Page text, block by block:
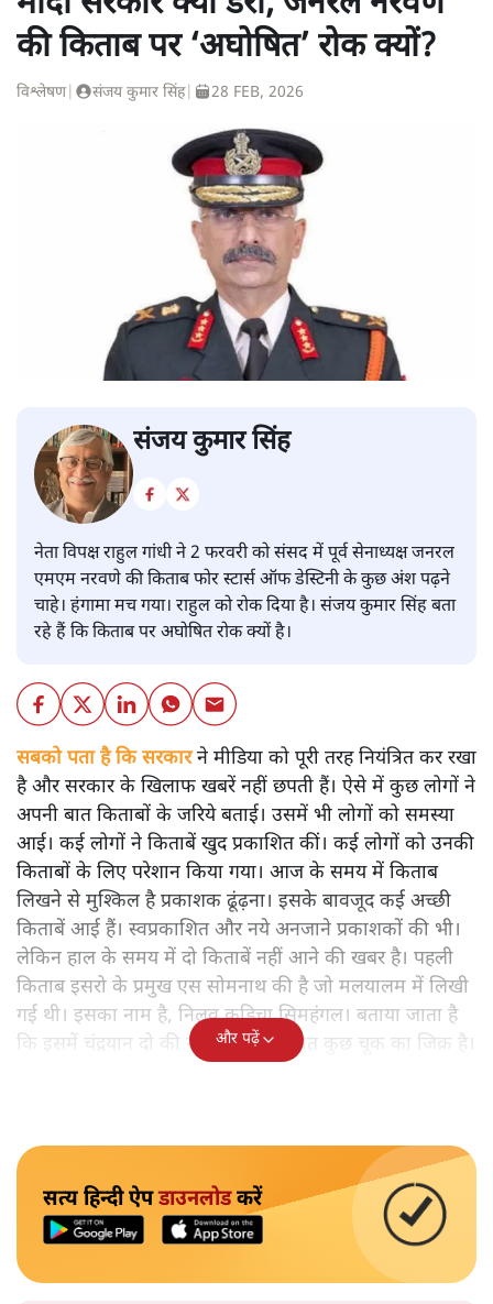
की किताब पर ‘अघोषित’ रोक क्यों?
विश्लेषण| संजय कुमार सिंह| 28 FEB, 2026
संजय कुमार सिंह
नेता विपक्ष राहुल गांधी ने 2 फरवरी को संसद में पूर्व सेनाध्यक्ष जनरल
एमएम नरवणे की किताब फोर स्टार्स ऑफ डेस्टिनी के कुछ अंश पढ़ने
चाहे। हंगामा मच गया। राहुल को रोक दिया है। संजय कुमार सिंह बता
रहे हैं कि किताब पर अघोषित रोक क्यों है।
सबको पता है कि सरकारने मीडिया को पूरी तरह नियंत्रित कर रखा
है और सरकार के खिलाफ खबरें नहीं छपती हैं। ऐसे में कुछ लोगों ने
अपनी बात किताबों के जरिये बताई। उसमें भी लोगों को समस्या
आई। कई लोगों ने किताबें खुद प्रकाशित कीं। कई लोगों को उनकी
किताबों के लिए परेशान किया गया। आज के समय में किताब
लिखने से मुश्किल है प्रकाशक ढूंढ़ना। इसके बावजूद कई अच्छी
किताबें आई हैं। स्वप्रकाशित और नये अनजाने प्रकाशकों की भी।
लेकिन हाल के समय में दो किताबें नहीं आने की खबर है। पहली
किताब इसरो के प्रमुख एस सोमनाथ की है जो मलयालम में लिखी
गई थी। इसका नाम है, निलवु कुडिचा सिमहंगल। बताया जाता है
कि इसमें चंद्रयान दो की नाकामी से संबंधित कुछ चूक का जिक्र है।
और पढ़ें
सत्य हिन्दी ऐपडाउनलोडकरें